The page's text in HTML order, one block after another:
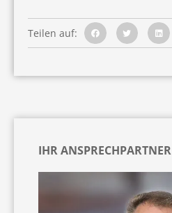
Teilen auf:
IHR ANSPRECHPARTNER